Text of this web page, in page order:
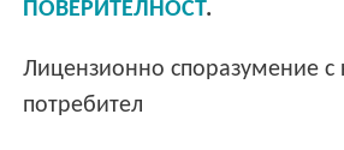
ПОВЕРИТЕЛНОСТ.
Лицензионно споразумение с
потребител